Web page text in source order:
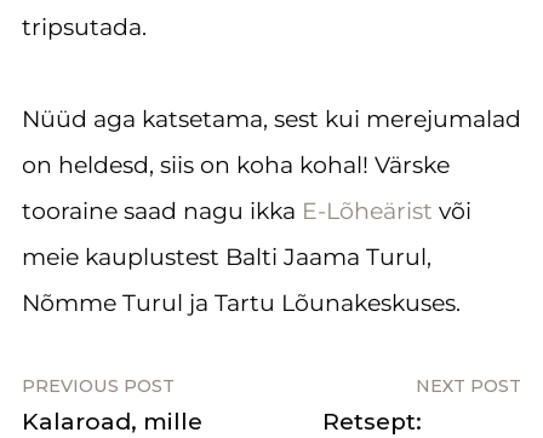
tripsutada.
Nüüd aga katsetama, sest kui merejumalad
on heldesd, siis on koha kohal! Värske
tooraine saad nagu ikka E-Lõheärist või
meie kauplustest Balti Jaama Turul,
Nõmme Turul ja Tartu Lõunakeskuses.
PREVIOUS POST NEXT POST
Kalaroad, mille
Retsept: